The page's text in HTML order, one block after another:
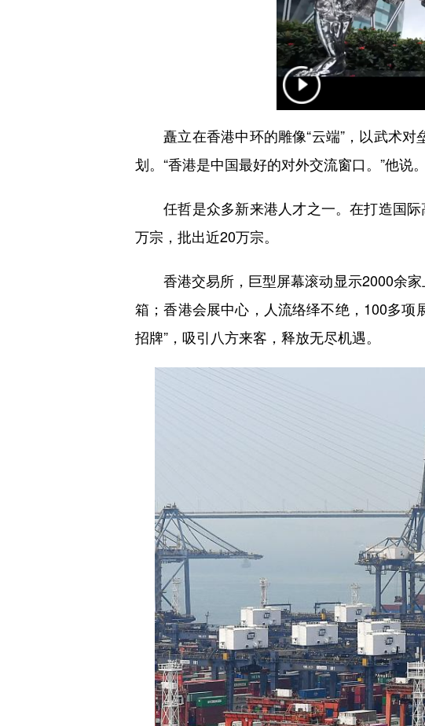
矗立在香港中环的雕像“云端”，以武术对
划。“香港是中国最好的对外交流窗口。”他说。
任哲是众多新来港人才之一。在打造国际
万宗，批出近20万宗。
香港交易所，巨型屏幕滚动显示2000余家
箱；香港会展中心，人流络绎不绝，100多
招牌”，吸引八方来客，释放无尽机遇。